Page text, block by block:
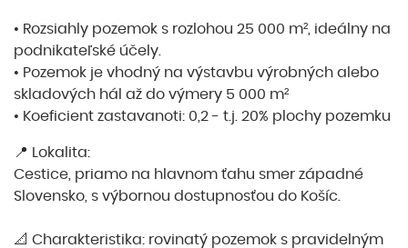
• Rozsiahly pozemok s rozlohou 25 000 m², ideálny na
podnikateľské účely.
• Pozemok je vhodný na výstavbu výrobných alebo
skladových hál až do výmery 5 000 m²
• Koeficient zastavanoti: 0,2 - t.j. 20% plochy pozemku
📍 Lokalita:
Cestice, priamo na hlavnom ťahu smer západné
Slovensko, s výbornou dostupnosťou do Košíc.
📐 Charakteristika: rovinatý pozemok s pravidelným